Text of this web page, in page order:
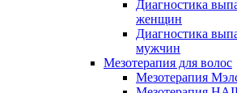
Диагностика
женщин
Диагностика
мужчин
Мезотерапия для волос
Мезотерапия